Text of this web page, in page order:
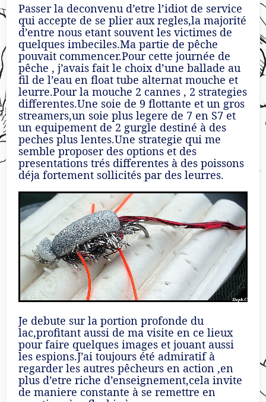
Passer la deconvenu d’etre l’idiot de service
qui accepte de se plier aux regles,la majorité
d’entre nous etant souvent les victimes de
quelques imbeciles.Ma partie de pêche
pouvait commencer.Pour cette journée de
pêche , j’avais fait le choix d’une ballade au
fil de l’eau en float tube alternat mouche et
leurre.Pour la mouche 2 cannes , 2 strategies
differentes.Une soie de 9 flottante et un gros
streamers,un soie plus legere de 7 en S7 et
un equipement de 2 gurgle destiné à des
peches plus lentes.Une strategie qui me
semble proposer des options et des
presentations trés differentes à des poissons
déja fortement sollicités par des leurres.
Je debute sur la portion profonde du
lac,profitant aussi de ma visite en ce lieux
pour faire quelques images et jouant aussi
les espions.J’ai toujours été admiratif à
regarder les autres pêcheurs en action ,en
plus d’etre riche d’enseignement,cela invite
de maniere constante à se remettre en